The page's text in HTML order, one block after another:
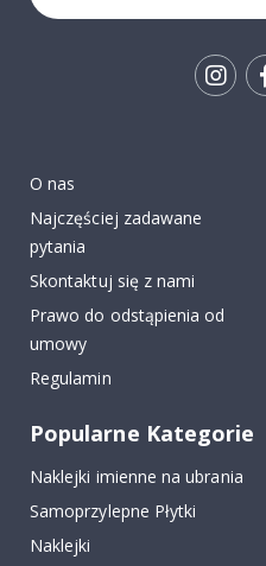
O nas
Najczęściej zadawane
pytania
Skontaktuj się z nami
Prawo do odstąpienia od
umowy
Regulamin
Popularne Kategorie
Naklejki imienne na ubrania
Samoprzylepne Płytki
Naklejki